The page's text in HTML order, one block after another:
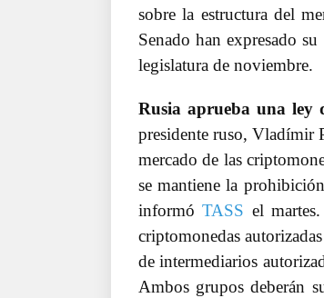
sobre la estructura del
Senado han expresado
legislatura de noviembre.
Rusia aprueba una ley
presidente ruso, Vladímir
mercado de las
se mantiene la
informóTASS el
criptomonedas
de intermediarios
Ambos grupos deberán